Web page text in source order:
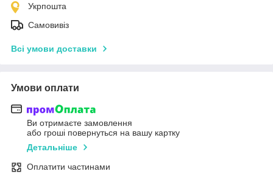
Укрпошта
Самовивіз
Всі умови доставки
Умови оплати
Ви отримаєте замовлення
або гроші повернуться на вашу картку
Детальніше
Оплатити частинами